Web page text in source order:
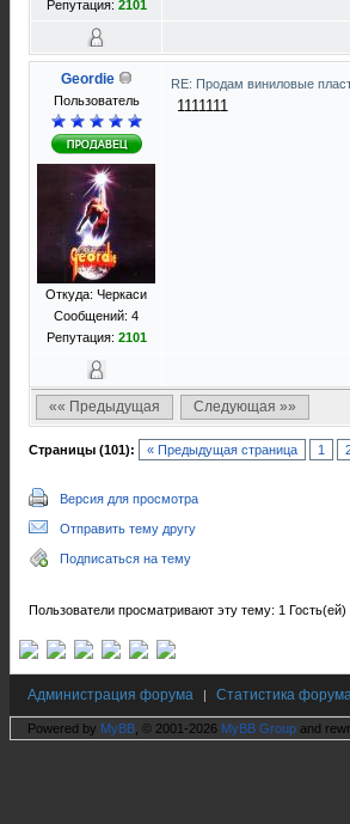
Репутация: 2101
Geordie
Пользователь
Откуда: Черкаси
Сообщений: 4
Репутация: 2101
RE: Продам виниловые
1111111
«« Предыдущая Следующая »»
Страницы (101): « Предыдущая страница 1
Версия для просмотра
Отправить тему другу
Подписаться на тему
Пользователи просматривают эту тему: 1 Гость(ей)
Администрация форума | Статистика
Powered by MyBB , © 2001-2026 MyBB Group and